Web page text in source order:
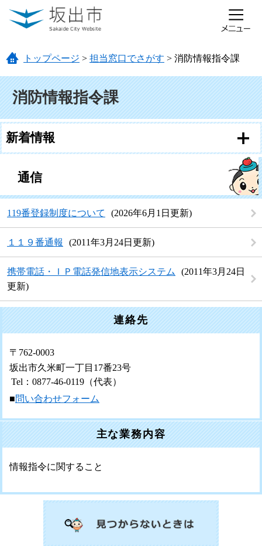
ページの先頭です。
メニューを飛ばして本文へ
トップページ > 担当窓口でさがす > 消防情報指令課
消防情報指令課
新着情報
通信
119番登録制度について 2026年6月1日更新
１１９番通報 2011年3月24日更新
携帯電話・ＩＰ電話発信地表示システム
2011年3月24日
更新
連絡先
〒762-0003
坂出市久米町一丁目17番23号
Tel：0877-46-0119 （代表）
■問い合わせフォーム
主な業務内容
情報指令に関すること